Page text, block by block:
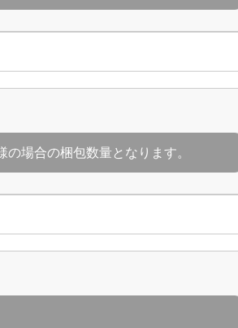
の場合の梱包数量となります。